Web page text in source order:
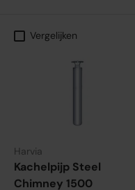
Vergelijken
Harvia
Kachelpijp Steel
Chimney 1500